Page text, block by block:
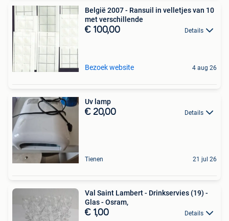
België 2007 - Ransuil in velletjes van 10
met verschillende
€ 100,00 Details
Bezoek website 4 aug 26
Uv lamp
€ 20,00 Details
Tienen 21 jul 26
Val Saint Lambert - Drinkservies (19) -
Glas - Osram,
€ 1,00 Details